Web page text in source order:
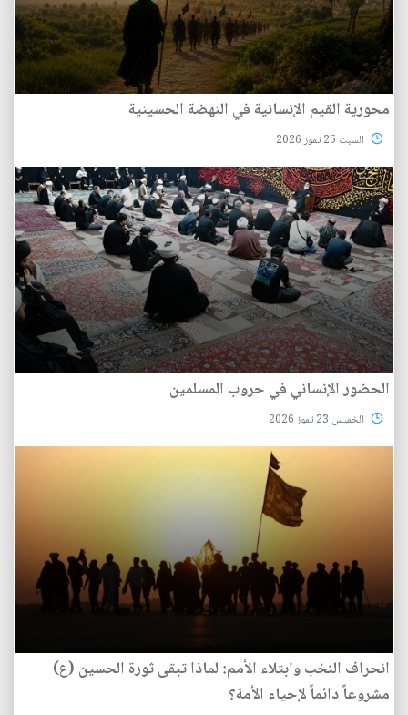
محورية القيم الإنسانية في النهضة الحسينية
السبت 25 تموز 2026
الحضور الإنساني في حروب المسلمين
الخميس 23 تموز 2026
انحراف النخب وابتلاء الأمم: لماذا تبقى ثورة الحسين (ع)
مشروعاً دائماً لإحياء الأمة؟